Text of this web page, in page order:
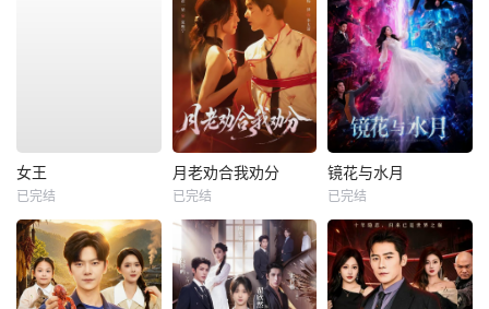
女王
已完结
月老劝合我劝分
已完结
镜花与水月
已完结